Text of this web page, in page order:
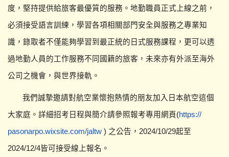
度， 堅持提供給旅客最優質的服務。地勤職員正式上線之前，
必須接受語言訓練，學習各項相關部門安全與服務之專業知
識， 錄取者不僅能夠學習到最正統的日式服務課程， 更可以透
過地勤人員的工作服務不同國籍的旅客， 未來亦有外派至海外
公司之機會，與世界接軌。
我們誠摯邀請對航空業懷抱熱情的朋友加入日本航空這個
大家庭。 詳細招考日程與簡介請參照報考專用網頁(https://
pasonarpo.wixsite.com/jaltw ) 之公告，2024/10/29起至
2024/12/4皆可接受線 上報名。